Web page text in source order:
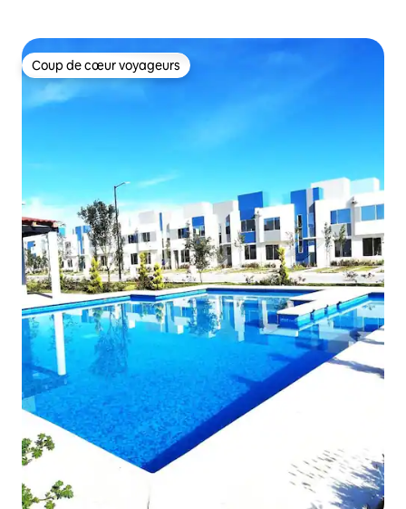
Coup de cœur voyageurs
Coup de cœur voyageurs